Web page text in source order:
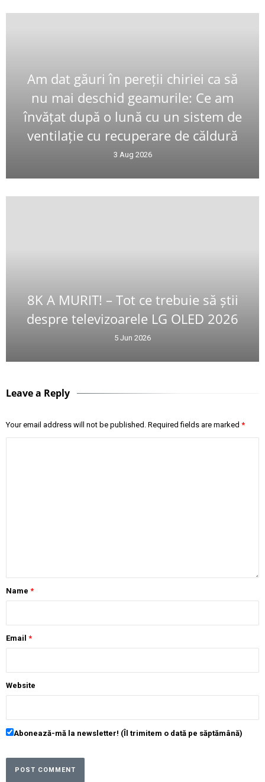
Am dat găuri în pereții chiriei ca să
nu mai deschid geamurile: Ce am
învățat după o lună cu un sistem de
ventilație cu recuperare de căldură
3 Aug 2026
8K A MURIT! – Tot ce trebuie să știi
despre televizoarele LG OLED 2026
5 Jun 2026
Leave a Reply
Your email address will not be published. Required fields are marked *
Name *
Email *
Website
Abonează-mă la newsletter! (Îl trimitem o dată pe săptămână)